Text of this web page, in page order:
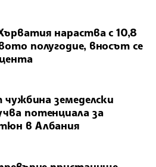
нараства с 10,8
полугодие, вносът се
чужбина земеделски
потенциала за
в Албания